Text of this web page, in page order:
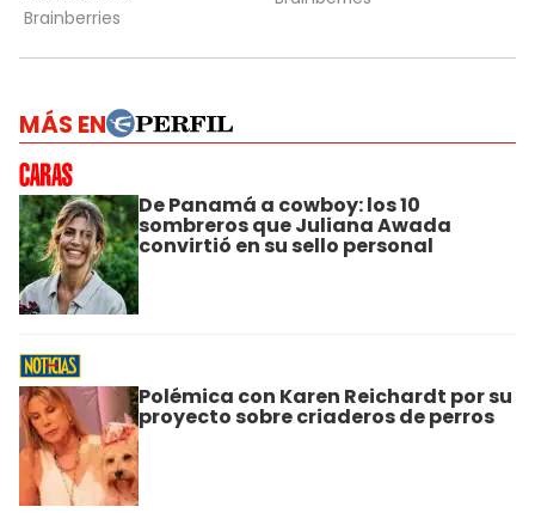
MÁS EN
De Panamá a cowboy: los 10
sombreros que Juliana Awada
convirtió en su sello personal
Polémica con Karen Reichardt por su
proyecto sobre criaderos de perros